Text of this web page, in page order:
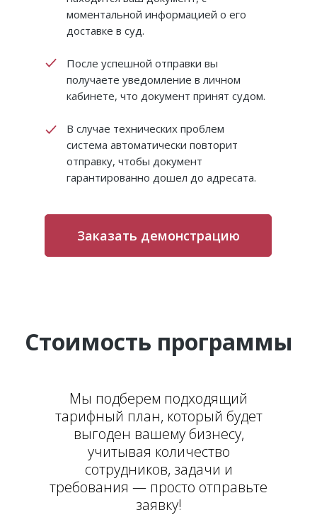
моментальной информацией о его
доставке в суд.
После успешной отправки вы
получаете уведомление в личном
кабинете, что документ принят судом.
В случае технических проблем
система автоматически повторит
отправку, чтобы документ
гарантированно дошел до адресата.
Заказать демонстрацию
Стоимость программы
Мы подберем подходящий
тарифный план, который будет
выгоден вашему бизнесу,
учитывая количество
сотрудников, задачи и
требования — просто отправьте
заявку!